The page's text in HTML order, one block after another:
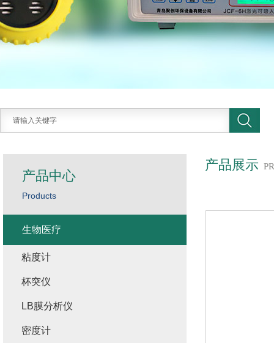
产品展示
产品中心
Products
生物医疗
粘度计
杯突仪
LB膜分析仪
密度计